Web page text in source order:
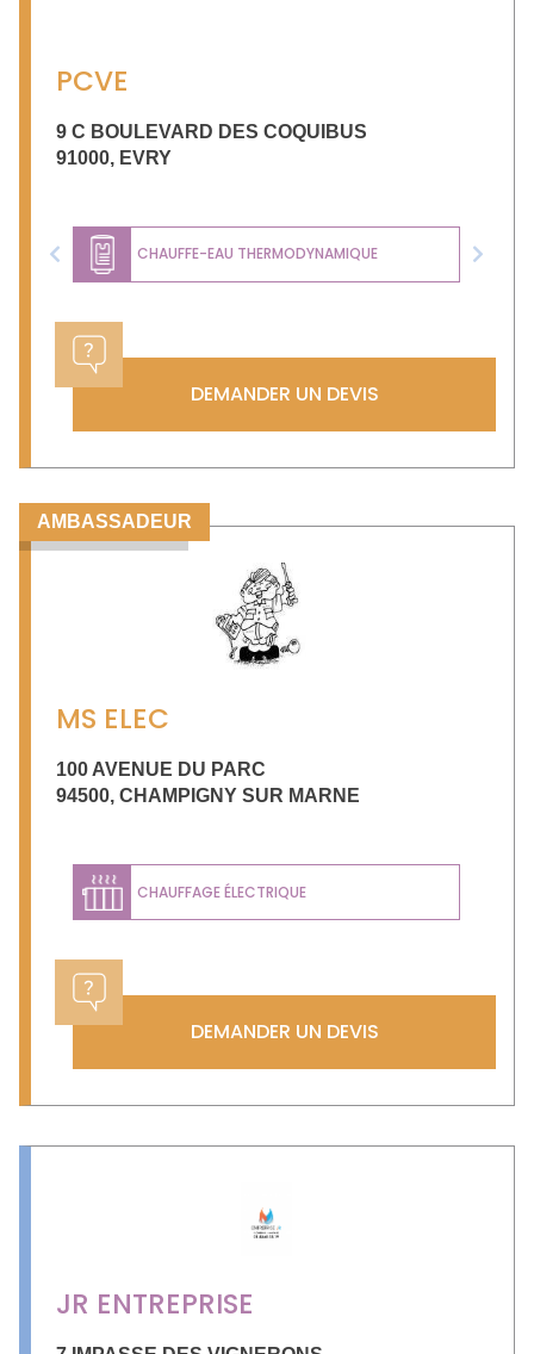
PCVE
9 C BOULEVARD DES COQUIBUS
91000, EVRY
CHAUFFE-EAU THERMODYNAMIQUE
Previous Next
DEMANDER UN DEVIS
AMBASSADEUR
MS ELEC
100 AVENUE DU PARC
94500, CHAMPIGNY SUR MARNE
CHAUFFAGE ÉLECTRIQUE
DEMANDER UN DEVIS
JR ENTREPRISE